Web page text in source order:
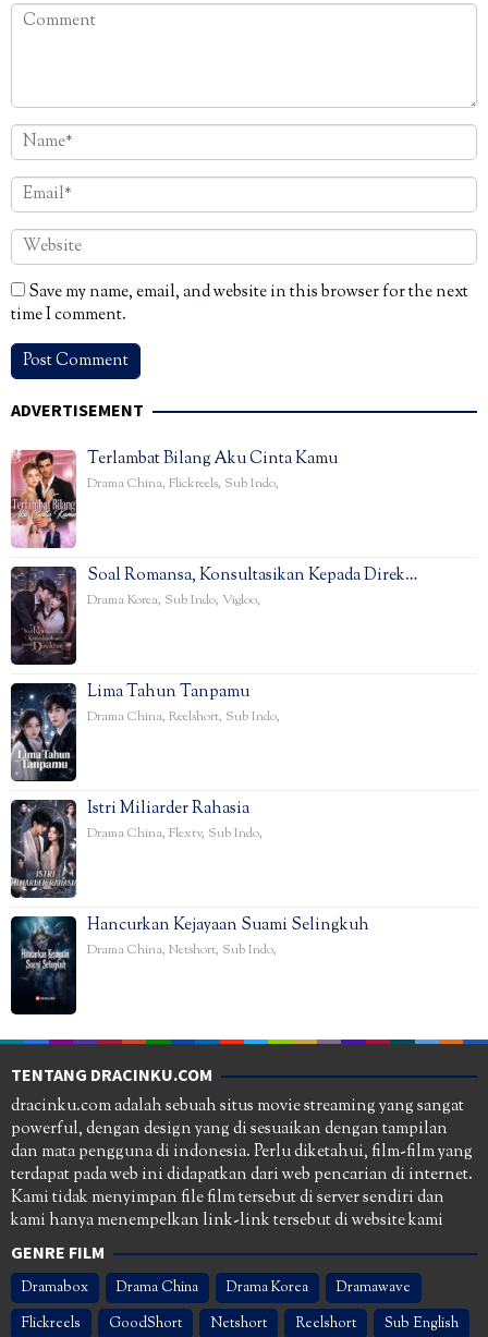
Save my name, email, and website in this browser for the next
time I comment.
ADVERTISEMENT
Terlambat Bilang Aku Cinta Kamu
Drama China, Flickreels, Sub Indo,
Soal Romansa, Konsultasikan Kepada Direk…
Drama Korea, Sub Indo, Vigloo,
Lima Tahun Tanpamu
Drama China, Reelshort, Sub Indo,
Istri Miliarder Rahasia
Drama China, Flextv, Sub Indo,
Hancurkan Kejayaan Suami Selingkuh
Drama China, Netshort, Sub Indo,
TENTANG DRACINKU.COM
dracinku.com adalah sebuah situs movie streaming yang sangat
powerful, dengan design yang di sesuaikan dengan tampilan
dan mata pengguna di indonesia. Perlu diketahui, film-film yang
terdapat pada web ini didapatkan dari web pencarian di internet.
Kami tidak menyimpan file film tersebut di server sendiri dan
kami hanya menempelkan link-link tersebut di website kami
GENRE FILM
Dramabox Drama China Drama Korea
Dramawave
Flickreels
GoodShort Netshort Reelshort Sub English